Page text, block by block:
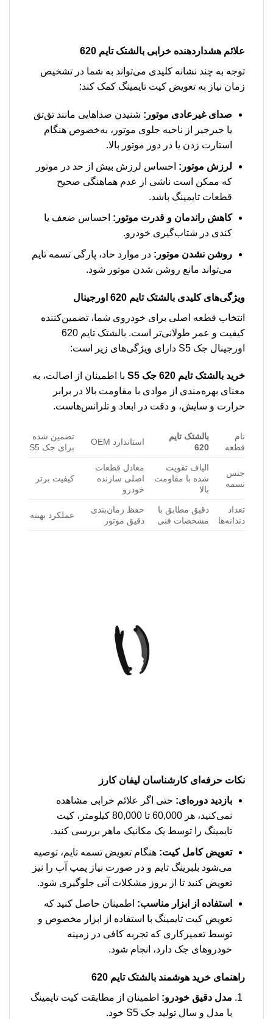
علائم هشداردهنده خرابی بالشتک تایم 620
توجه به چند نشانه کلیدی می‌تواند به شما در تشخیص
زمان نیاز به تعویض کیت تایمینگ کمک کند:
صدای غیرعادی موتور: شنیدن صداهایی مانند تق‌تق
یا جیرجیر از ناحیه جلوی موتور، به‌خصوص هنگام
استارت زدن یا در دور موتور بالا.
لرزش موتور: احساس لرزش بیش از حد در موتور
که ممکن است ناشی از عدم هماهنگی صحیح
قطعات تایمینگ باشد.
کاهش راندمان و قدرت موتور: احساس ضعف یا
کندی در شتاب‌گیری خودرو.
روشن نشدن موتور: در موارد حاد، پارگی تسمه تایم
می‌تواند مانع روشن شدن موتور شود.
ویژگی‌های کلیدی بالشتک تایم 620 اورجینال
انتخاب قطعه اصلی برای خودروی شما، تضمین‌کننده
کیفیت و عمر طولانی‌تر است. بالشتک تایم 620
اورجینال جک S5 دارای ویژگی‌های زیر است:
خرید بالشتک تایم 620 جک S5
با اطمینان از اصالت، به
معنای بهره‌مندی از موادی با مقاومت بالا در برابر
حرارت و سایش، و دقت در ابعاد و تلرانس‌هاست.
نام
قطعه
بالشتک تایم
620
استاندارد OEM
تضمین شده
برای جک S5
جنس
تسمه
الیاف تقویت
شده با مقاومت
بالا
معادل قطعات
اصلی سازنده
خودرو
کیفیت برتر
تعداد
دندانه‌ها
دقیق مطابق با
مشخصات فنی
حفظ زمان‌بندی
دقیق موتور
عملکرد بهینه
نکات حرفه‌ای کارشناسان لیفان کارز
بازدید دوره‌ای: حتی اگر علائم خرابی مشاهده
نمی‌کنید، هر 60,000 تا 80,000 کیلومتر، کیت
تایمینگ را توسط یک مکانیک ماهر بررسی کنید.
تعویض کامل کیت: هنگام تعویض تسمه تایم، توصیه
می‌شود بلبرینگ تایم و در صورت نیاز پمپ آب را نیز
تعویض کنید تا از بروز مشکلات آتی جلوگیری شود.
استفاده از ابزار مناسب: اطمینان حاصل کنید که
تعویض کیت تایمینگ با استفاده از ابزار مخصوص و
توسط تعمیرکاری که تجربه کافی در زمینه
خودروهای جک دارد، انجام شود.
راهنمای خرید هوشمند بالشتک تایم 620
مدل دقیق خودرو: اطمینان از مطابقت کیت تایمینگ
با مدل و سال تولید جک S5 خود.